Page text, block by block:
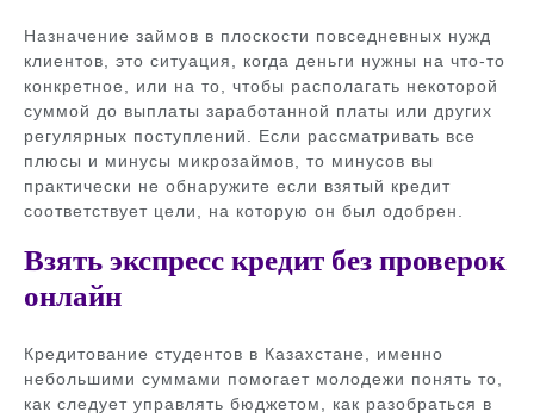
Назначение займов в плоскости повседневных нужд
клиентов, это ситуация, когда деньги нужны на что-то
конкретное, или на то, чтобы располагать некоторой
суммой до выплаты заработанной платы или других
регулярных поступлений. Если рассматривать все
плюсы и минусы микрозаймов, то минусов вы
практически не обнаружите если взятый кредит
соответствует цели, на которую он был одобрен.
Взять экспресс кредит без проверок
онлайн
Кредитование студентов в Казахстане, именно
небольшими суммами помогает молодежи понять то,
как следует управлять бюджетом, как разобраться в